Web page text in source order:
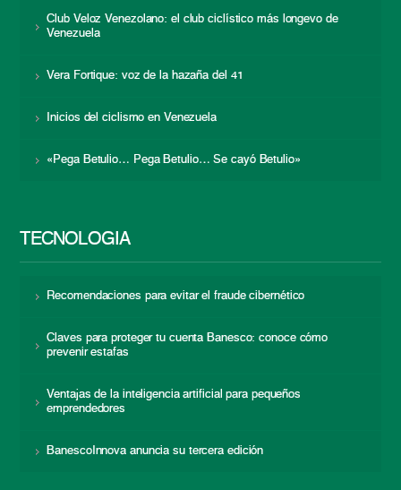
Club Veloz Venezolano: el club ciclístico más longevo de
Venezuela
Vera Fortique: voz de la hazaña del 41
Inicios del ciclismo en Venezuela
«Pega Betulio… Pega Betulio… Se cayó Betulio»
TECNOLOGÍA
Recomendaciones para evitar el fraude cibernético
Claves para proteger tu cuenta Banesco: conoce cómo
prevenir estafas
Ventajas de la inteligencia artificial para pequeños
emprendedores
BanescoInnova anuncia su tercera edición